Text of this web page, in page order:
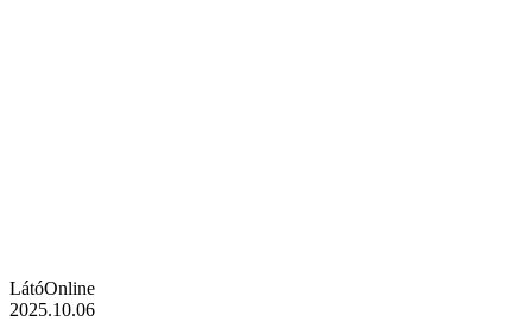
LátóOnline
2025.10.06